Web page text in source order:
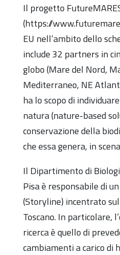
Il progetto
(https://
EU nell’ambito dello
include 32 partners in
globo (Mare del Nord,
Mediterraneo, NE
ha lo scopo di
natura (nature-based
conservazione della
che essa genera, in
Il Dipartimento di
Pisa è responsabile di
(Storyline) incentrato
Toscano. In particolare,
ricerca è quello di
cambiamenti a carico di